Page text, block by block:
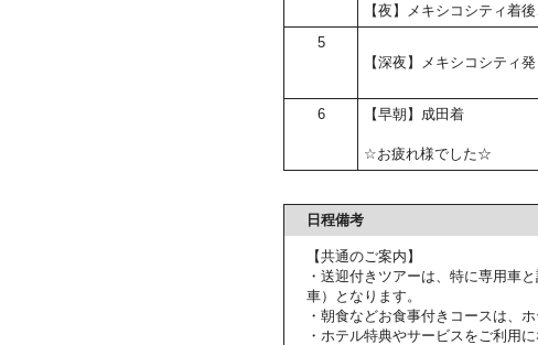
【夜】メキシコシティ着
5
【深夜】メキシコシティ
6 【早朝】成田着
☆お疲れ様でした☆
日程備考
【共通のご案内】
・送迎付きツアーは、特に専用車
車）となります。
・朝食などお食事付きコースは、
・ホテル特典やサービスをご利用